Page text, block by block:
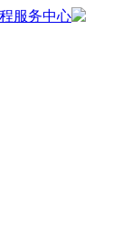
服务中心